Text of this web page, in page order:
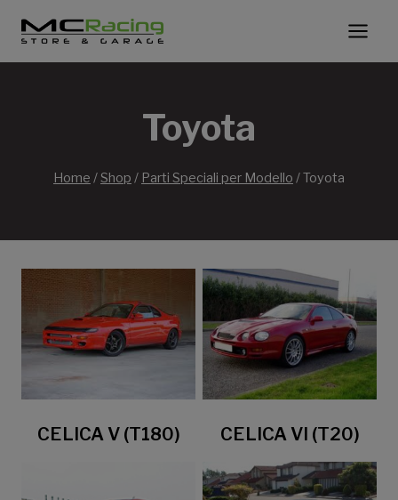
contenuto
Toyota
Home /Shop / Parti Speciali per Modello /Toyota
CELICA V (T180) CELICA VI (T20)